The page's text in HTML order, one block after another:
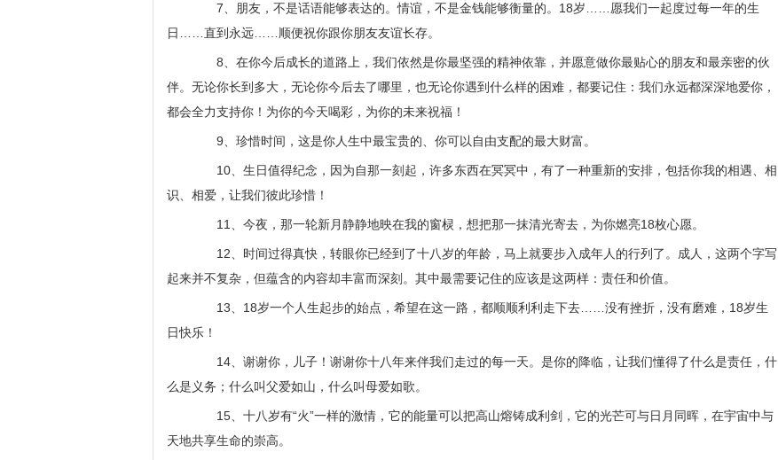
7、朋友，不是话语能够表达的。情谊，不是金钱能够衡量的。18岁……愿我们一起度过每一年的生
日……直到永远……顺便祝你跟你朋友友谊长存。
8、在你今后成长的道路上，我们依然是你最坚强的精神依靠，并愿意做你最贴心的朋友和最亲密的伙
伴。无论你长到多大，无论你今后去了哪里，也无论你遇到什么样的困难，都要记住：我们永远都深深地爱你，
都会全力支持你！为你的今天喝彩，为你的未来祝福！
9、珍惜时间，这是你人生中最宝贵的、你可以自由支配的最大财富。
10、生日值得纪念，因为自那一刻起，许多东西在冥冥中，有了一种重新的安排，包括你我的相遇、相
识、相爱，让我们彼此珍惜！
11、今夜，那一轮新月静静地映在我的窗棂，想把那一抹清光寄去，为你燃亮18枚心愿。
12、时间过得真快，转眼你已经到了十八岁的年龄，马上就要步入成年人的行列了。成人，这两个字写
起来并不复杂，但蕴含的内容却丰富而深刻。其中最需要记住的应该是这两样：责任和价值。
13、18岁一个人生起步的始点，希望在这一路，都顺顺利利走下去……没有挫折，没有磨难，18岁生
日快乐！
14、谢谢你，儿子！谢谢你十八年来伴我们走过的每一天。是你的降临，让我们懂得了什么是责任，什
么是义务；什么叫父爱如山，什么叫母爱如歌。
15、十八岁有“火”一样的激情，它的能量可以把高山熔铸成利剑，它的光芒可与日月同晖，在宇宙中与
天地共享生命的崇高。